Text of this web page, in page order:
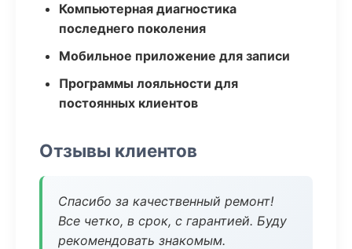
Компьютерная диагностика
последнего поколения
Мобильное приложение для записи
Программы лояльности для
постоянных клиентов
Отзывы клиентов
Спасибо за качественный ремонт!
Все четко, в срок, с гарантией. Буду
рекомендовать знакомым.